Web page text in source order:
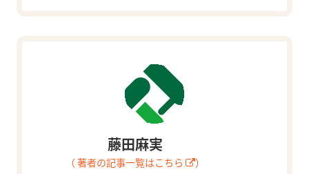
藤田麻実
（ 著者の記事一覧はこちら ）